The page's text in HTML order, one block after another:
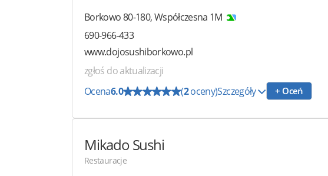
Borkowo80-180,Współczesna 1M
690-966-433
www.dojosushiborkowo.pl
zgłoś do aktualizacji
Ocena6.0 (2oceny)Szczegóły + Oceń
Mikado Sushi
Restauracje